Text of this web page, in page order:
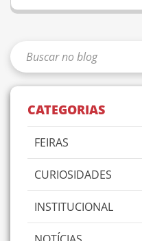
CATEGORIAS
FEIRAS
CURIOSIDADES
INSTITUCIONAL